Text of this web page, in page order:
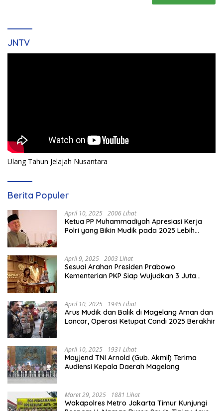
JNTV
Ulang Tahun Jelajah Nusantara
Berita Populer
April 10, 2025 2006 Lihat
Ketua PP Muhammadiyah Apresiasi Kerja
Polri yang Bikin Mudik pada 2025 Lebih
April 9, 2025 2003 Lihat
Sesuai Arahan Presiden Prabowo
Kementerian PKP Siap Wujudkan 3 Juta
April 10, 2025 1945 Lihat
Arus Mudik dan Balik di Magelang Aman dan
Lancar, Operasi Ketupat Candi 2025 Berakhir
April 10, 2025 1931 Lihat
Mayjend TNI Arnold (Gub. Akmil) Terima
Audiensi Kepala Daerah Magelang
Maret 29, 2025 1881 Lihat
Wakapolres Metro Jakarta Timur Kunjungi